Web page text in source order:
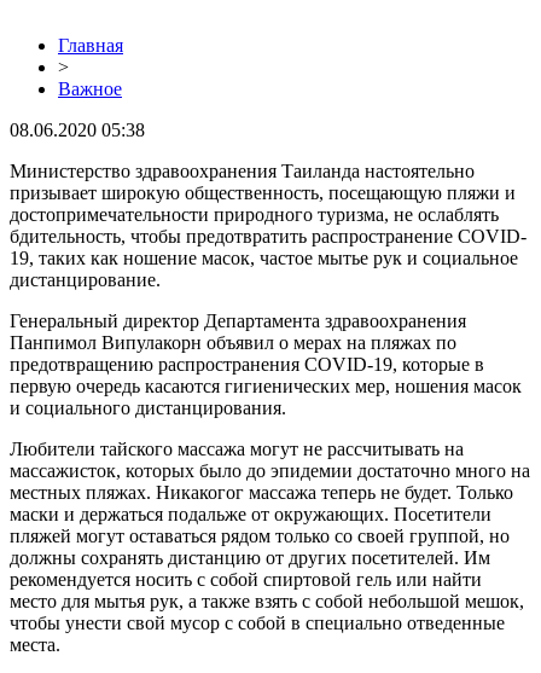
Главная
>
Важное
08.06.2020 05:38
Министерство здравоохранения Таиланда настоятельно
призывает широкую общественность, посещающую пляжи и
достопримечательности природного туризма, не ослаблять
бдительность, чтобы предотвратить распространение COVID-
19, таких как ношение масок, частое мытье рук и социальное
дистанцирование.
Генеральный директор Департамента здравоохранения
Панпимол Випулакорн объявил о мерах на пляжах по
предотвращению распространения COVID-19, которые в
первую очередь касаются гигиенических мер, ношения масок
и социального дистанцирования.
Любители тайского массажа могут не рассчитывать на
массажисток, которых было до эпидемии достаточно много на
местных пляжах. Никакогог массажа теперь не будет. Только
маски и держаться подальже от окружающих. Посетители
пляжей могут оставаться рядом только со своей группой, но
должны сохранять дистанцию от других посетителей. Им
рекомендуется носить с собой спиртовой гель или найти
место для мытья рук, а также взять с собой небольшой мешок,
чтобы унести свой мусор с собой в специально отведенные
места.